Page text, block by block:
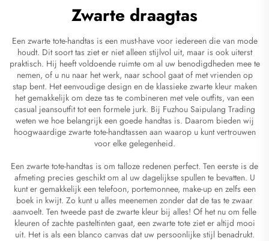
Zwarte draagtas
Een zwarte tote-handtas is een must-have voor iedereen die van mode
houdt. Dit soort tas ziet er niet alleen stijlvol uit, maar is ook uiterst
praktisch. Hij heeft voldoende ruimte om al uw benodigdheden mee te
nemen, of u nu naar het werk, naar school gaat of met vrienden op
stap bent. Het eenvoudige design en de klassieke zwarte kleur maken
het gemakkelijk om deze tas te combineren met vele outfits, van een
casual jeansoutfit tot een formele jurk. Bij Fuzhou Saipulang Trading
weten we hoe belangrijk een goede handtas is. Daarom bieden wij
hoogwaardige zwarte tote-handtassen aan waarop u kunt vertrouwen
voor elke gelegenheid.
Een zwarte tote-handtas is om talloze redenen perfect. Ten eerste is de
afmeting precies geschikt om al uw dagelijkse spullen te bevatten. U
kunt er gemakkelijk een telefoon, portemonnee, make-up en zelfs een
boek in kwijt. Zo kunt u alles meenemen zonder dat de tas te zwaar
aanvoelt. Ten tweede past de zwarte kleur bij alles! Of het nu om felle
kleuren of zachte pasteltinten gaat, een zwarte tote ziet er altijd mooi
uit. Het is als een blanco canvas dat uw persoonlijke stijl benadrukt.